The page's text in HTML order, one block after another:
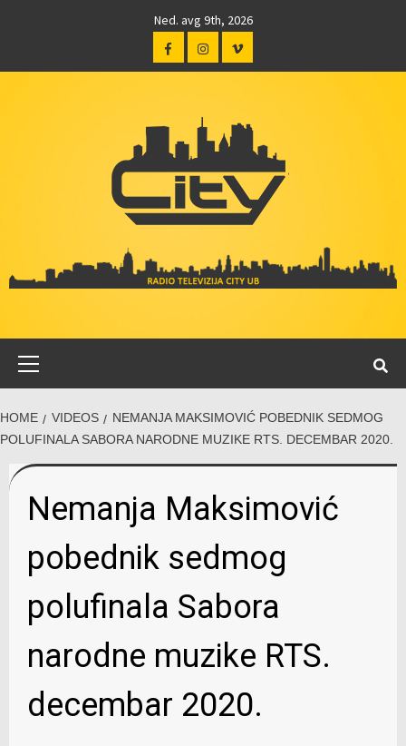
Ned. avg 9th, 2026
HOME VIDEOS
NEMANJA MAKSIMOVIĆ POBEDNIK SEDMOG
POLUFINALA SABORA NARODNE MUZIKE RTS. DECEMBAR 2020.
Nemanja Maksimović
pobednik sedmog
polufinala Sabora
narodne muzike RTS.
decembar 2020.